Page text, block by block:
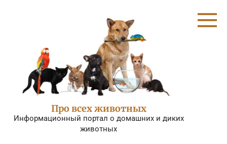
Про всех животных
Информационный портал о домашних и диких
животных